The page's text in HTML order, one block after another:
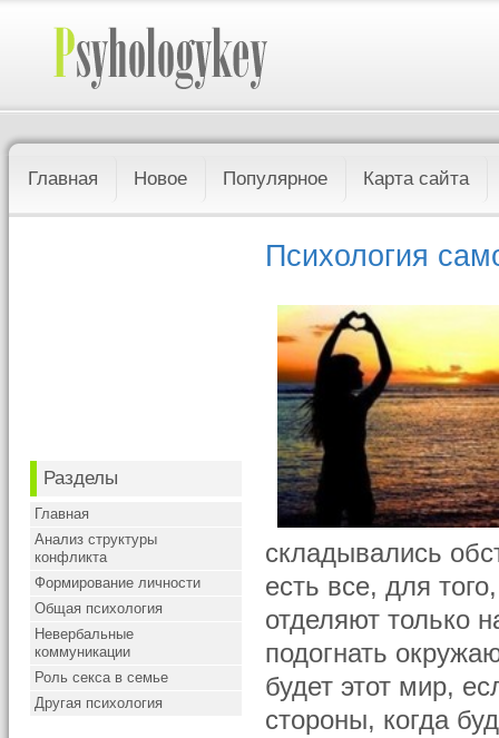
Главная Новое Популярное Карта сайта
Разделы
Главная
Анализ структуры
конфликта
Формирование личности
Общая психология
Невербальные
коммуникации
Роль секса в семье
Другая психология
Психология
складывались
есть все, для
отделяют только
подогнать
будет этот мир,
стороны, когда